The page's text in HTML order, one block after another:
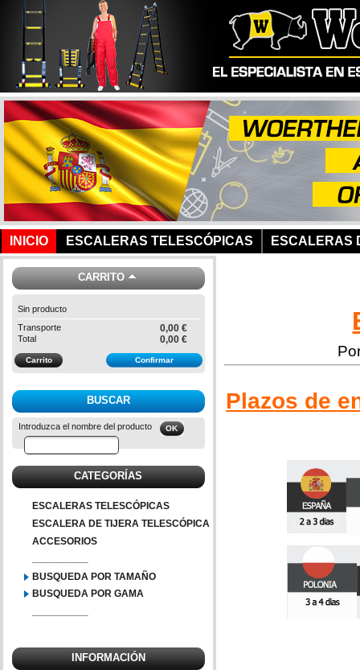
INICIO ESCALERAS TELESCÓPICAS ESCALERAS
CARRITO
Sin producto
Transporte
0,00 €
Total 0,00 €
Carrito Confirmar
BUSCAR
Introduzca el nombre del producto
CATEGORÍAS
ESCALERAS TELESCÓPICAS
ESCALERA DE TIJERA TELESCÓPICA
ACCESORIOS
BUSQUEDA POR TAMAÑO
BUSQUEDA POR GAMA
INFORMACIÓN
Plazos de